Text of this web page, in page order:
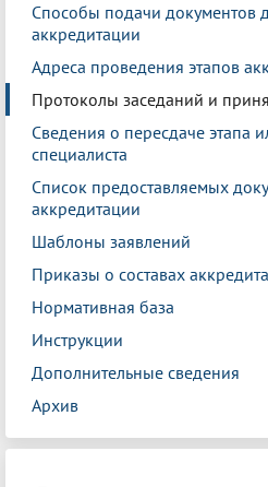
Способы подачи документов
аккредитации
Адреса проведения этапов
Протоколы заседаний и
Сведения о пересдаче этапа
специалиста
Список предоставляемых
аккредитации
Шаблоны заявлений
Приказы о составах
Нормативная база
Инструкции
Дополнительные сведения
Архив